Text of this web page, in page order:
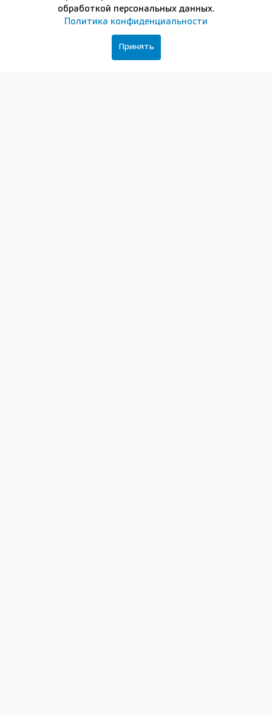
Республика Коми, Пензенская и Архангельская
обработкой персональных данных.
Политика конфиденциальности
Принять